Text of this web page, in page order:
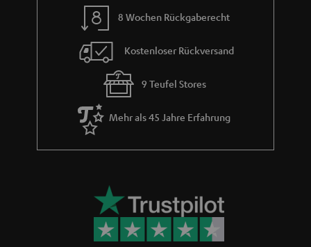
8 Wochen Rückgaberecht
Kostenloser Rückversand
9 Teufel Stores
Mehr als 45 Jahre Erfahrung